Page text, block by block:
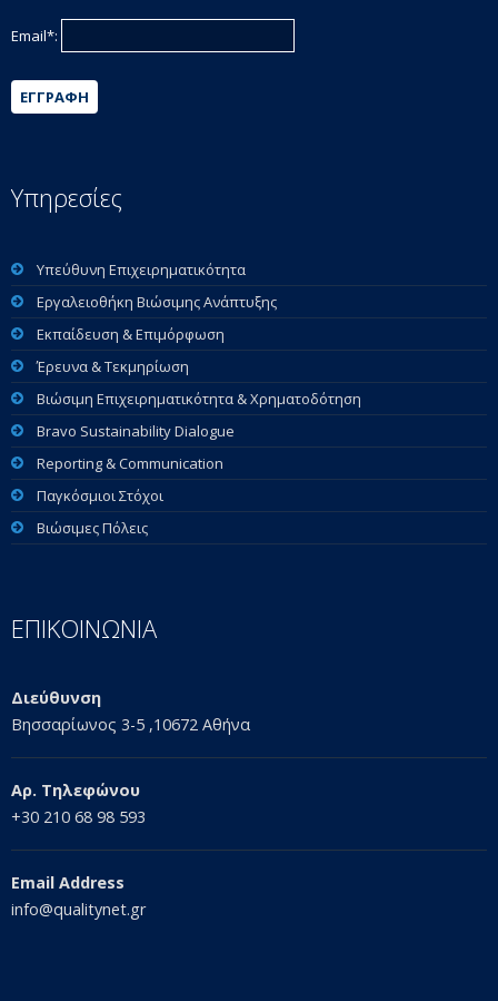
Email*:
ΕΓΓΡΑΦΉ
Υπηρεσίες
Υπεύθυνη Επιχειρηματικότητα
Εργαλειοθήκη Βιώσιμης Ανάπτυξης
Εκπαίδευση & Επιμόρφωση
Έρευνα & Τεκμηρίωση
Βιώσιμη Επιχειρηματικότητα & Χρηματοδότηση
Bravo Sustainability Dialogue
Reporting & Communication
Παγκόσμιοι Στόχοι
Βιώσιμες Πόλεις
ΕΠΙΚΟΙΝΩΝΙΑ
Διεύθυνση
Βησσαρίωνος 3-5 ,10672 Αθήνα
Αρ. Τηλεφώνου
+30 210 68 98 593
Email Address
info@qualitynet.gr